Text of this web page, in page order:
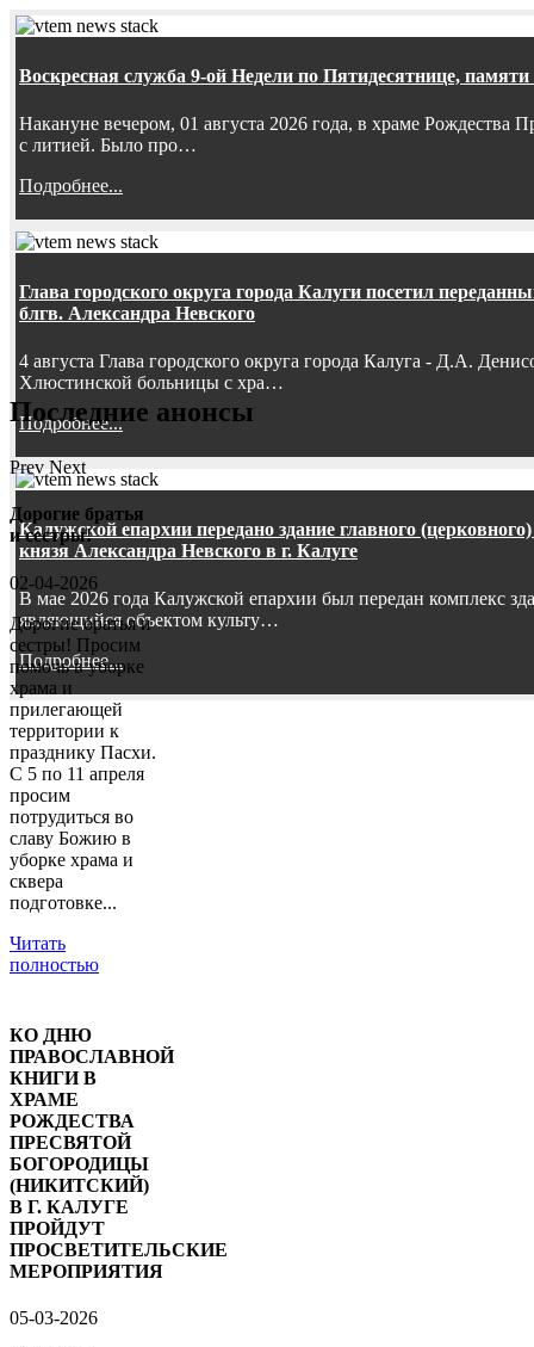
Воскресная служба 9-ой Недели по Пятидесятнице,
Накануне вечером, 01 августа 2026 года, в храме
с литией. Было про…
Подробнее...
Глава городского округа города Калуги посетил
блгв. Александра Невского
4 августа Глава городского округа города Калуга - Д.А.
Хлюстинской больницы с хра…
Подробнее...
Калужской епархии передано здание главного
князя Александра Невского в г. Калуге
В мае 2026 года Калужской епархии был передан комплекс
являющийся объектом культу…
Подробнее...
Последние анонсы
Prev Next
Дорогие братья
и сестры!
02-04-2026
Дорогие братья и
сестры! Просим
помочь в уборке
храма и
прилегающей
территории к
празднику Пасхи.
С 5 по 11 апреля
просим
потрудиться во
славу Божию в
уборке храма и
сквера
подготовке...
Читать
полностью
КО ДНЮ
ПРАВОСЛАВНОЙ
КНИГИ В
ХРАМЕ
РОЖДЕСТВА
ПРЕСВЯТОЙ
БОГОРОДИЦЫ
(НИКИТСКИЙ)
В Г. КАЛУГЕ
ПРОЙДУТ
ПРОСВЕТИТЕЛЬСКИЕ
МЕРОПРИЯТИЯ
05-03-2026